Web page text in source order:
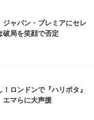
ジャパン・プレミアにセレ
局を笑顔で否定
ロンドンで『ハリポタ』
マらに大声援